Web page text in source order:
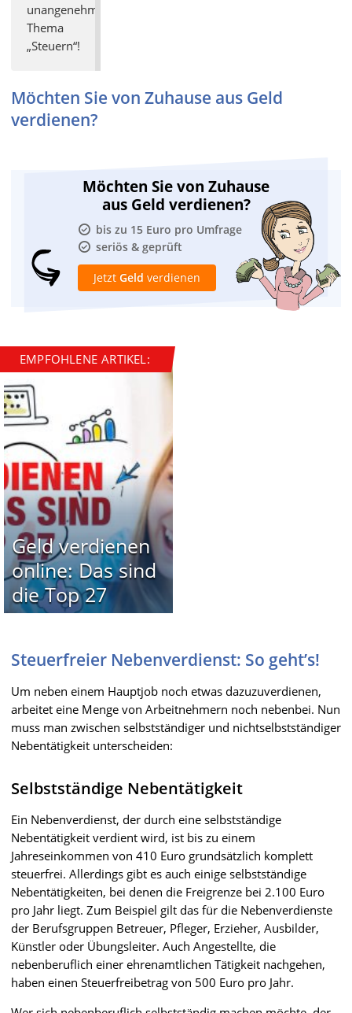
unangenehmere
Thema
„Steuern“!
Möchten Sie von Zuhause aus Geld
verdienen?
Möchten Sie von Zuhause
aus Geld verdienen?
bis zu 15 Euro pro Umfrage
seriös & geprüft
Jetzt Geld verdienen
EMPFOHLENE ARTIKEL:
Geld verdienen
online: Das sind
die Top 27
Steuerfreier Nebenverdienst: So geht’s!
Um neben einem Hauptjob noch etwas dazuzuverdienen,
arbeitet eine Menge von Arbeitnehmern noch nebenbei. Nun
muss man zwischen selbstständiger und nichtselbstständiger
Nebentätigkeit unterscheiden:
Selbstständige Nebentätigkeit
Ein Nebenverdienst, der durch eine selbstständige
Nebentätigkeit verdient wird, ist bis zu einem
Jahreseinkommen von 410 Euro grundsätzlich komplett
steuerfrei. Allerdings gibt es auch einige selbstständige
Nebentätigkeiten, bei denen die Freigrenze bei 2.100 Euro
pro Jahr liegt. Zum Beispiel gilt das für die Nebenverdienste
der Berufsgruppen Betreuer, Pfleger, Erzieher, Ausbilder,
Künstler oder Übungsleiter. Auch Angestellte, die
nebenberuflich einer ehrenamtlichen Tätigkeit nachgehen,
haben einen Steuerfreibetrag von 500 Euro pro Jahr.